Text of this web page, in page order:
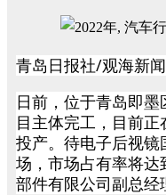
青岛日报社/观海新
日前，位于青岛即
目主体完工，目前
投产。待电子后视
场，市场占有率将达
部件有限公司副总经